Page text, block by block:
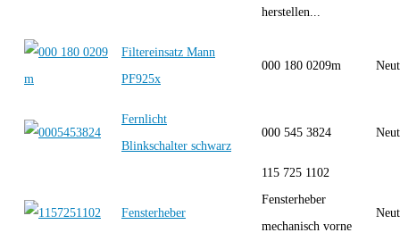
herstellen...
Filtereinsatz Mann
PF925x
000 180 0209m
Fernlicht
Blinkschalter schwarz
000 545 3824
Fensterheber
115 725 1102
Fensterheber
mechanisch vorne